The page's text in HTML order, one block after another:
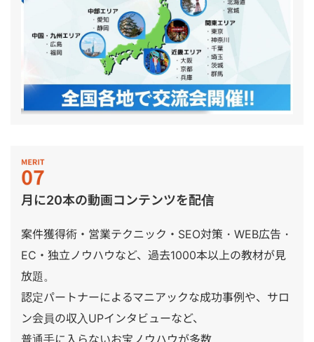
月に20本の動画コンテンツを配信
案件獲得術・営業テクニック・SEO対策・WEB広告・
EC・独立ノウハウなど、過去1000本以上の教材が見
放題。
認定パートナーによるマニアックな成功事例や、サロ
ン会員の収入UPインタビューなど、